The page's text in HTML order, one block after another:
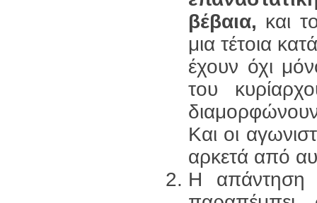
βέβαια, και
μια τέτοια
έχουν όχι
του
Και οι
αρκετά από
H απάντηση